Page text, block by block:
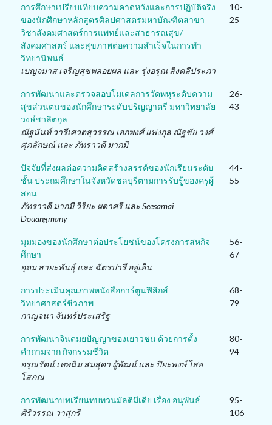
การศึกษาเปรียบเทียบความคาดหวังและการปฏิบัติจริง
ของนักศึกษาหลักสูตรศิลปศาสตรมหาบัณฑิตสาขา
วิชาสังคมศาสตร์การแพทย์และสาธารณสุข/
สังคมศาสตร์ และสุขภาพต่อความสำเร็จในการทำ
วิทยานิพนธ์
เบญจมาส เจริญสุขพลอยผล และ รุ่งอรุณ สิงคลีประภา
10-
25
การพัฒนาและตรวจสอบโมเดลการวัดพหุระดับความ
สุขส่วนตนของนักศึกษาระดับปริญญาตรี มหาวิทยาลัย
วงษ์ชวลิตกุล
ณัฐนันท์ วารีเศวตสุวรรณ เอกพงศ์ แพ่งกุล ณัฐชัย วงศ์
ศุภลักษณ์ และ ภัทราวดี มากมี
26-
43
ปัจจัยที่ส่งผลต่อความคิดสร้างสรรค์ของนักเรียนระดับ
ชั้น ประถมศึกษาในจังหวัดชลบุรีตามการรับรู้ของครูผู้
สอน
ภัทราวดี มากมี วิริยะ ผดาศรี และ Seesamai
Douangmany
44-
55
มุมมองของนักศึกษาต่อประโยชน์ของโครงการสหกิจ
ศึกษา
อุดม สายะพันธุ์ และ ฉัตรปารี อยู่เย็น
56-
67
การประเมินคุณภาพหนังสือการ์ตูนฟิสิกส์
วิทยาศาสตร์ชีวภาพ
กาญจนา จันทร์ประเสริฐ
68-
79
การพัฒนาจินตมยปัญญาของเยาวชน ด้วยการตั้ง
คำถามจาก กิจกรรมชีวิต
อรุณรัตน์ เทพฉิม สมสุดา ผู้พัฒน์ และ ปิยะพงษ์ ไสย
โสภณ
80-
94
การพัฒนาบทเรียนทบทวนมัลติมีเดีย เรื่อง อนุพันธ์
ศิริวรรณ วาสุกรี
95-
106